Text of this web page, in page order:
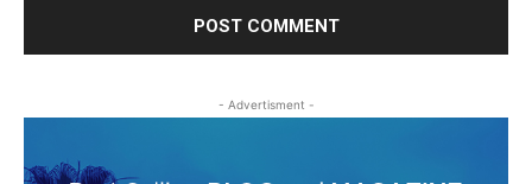
- Advertisment -